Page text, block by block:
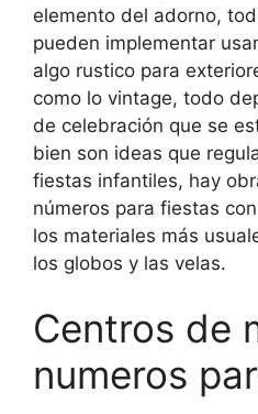
elemento del adorno,
pueden implementar
algo rustico para
como lo vintage, todo
de celebración que se
bien son ideas que
fiestas infantiles, hay
números para fiestas
los materiales más
los globos y las velas.
Centros de
numeros